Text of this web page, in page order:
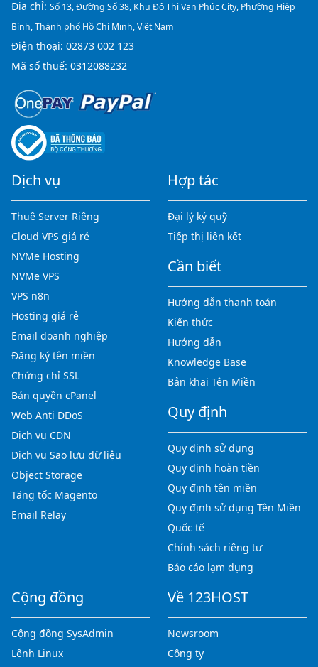
Địa chỉ: Số 13, Đường Số 38, Khu Đô Thị Vạn Phúc City, Phường Hiệp
Bình, Thành phố Hồ Chí Minh, Việt Nam
Điện thoại: 02873 002 123
Mã số thuế: 0312088232
Dịch vụ
Thuê Server Riêng
Cloud VPS giá rẻ
NVMe Hosting
NVMe VPS
VPS n8n
Hosting giá rẻ
Email doanh nghiệp
Đăng ký tên miền
Chứng chỉ SSL
Bản quyền cPanel
Web Anti DDoS
Dịch vụ CDN
Dịch vụ Sao lưu dữ liệu
Object Storage
Tăng tốc Magento
Email Relay
Hợp tác
Đại lý ký quỹ
Tiếp thị liên kết
Cần biết
Hướng dẫn thanh toán
Kiến thức
Hướng dẫn
Knowledge Base
Bản khai Tên Miền
Quy định
Quy định sử dụng
Quy định hoàn tiền
Quy định tên miền
Quy định sử dụng Tên Miền
Quốc tế
Chính sách riêng tư
Báo cáo lạm dụng
Cộng đồng
Cộng đồng SysAdmin
Lệnh Linux
Về 123HOST
Newsroom
Công ty